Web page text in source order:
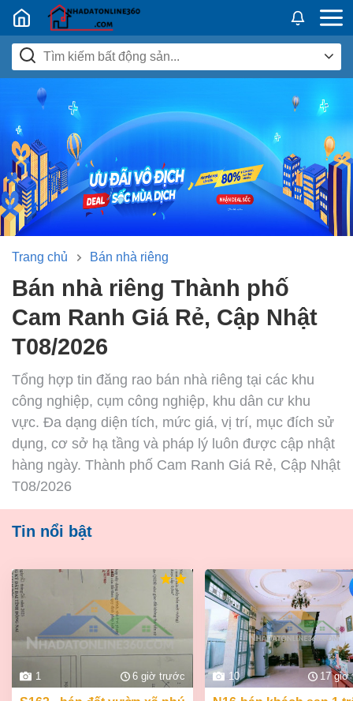
Nhadatban24h.vn
Trang chủ Bán nhà riêng
Bán nhà riêng Thành phố
Cam Ranh Giá Rẻ, Cập Nhật
T08/2026
Tổng hợp tin đăng rao bán nhà riêng tại các khu
công nghiệp, cụm công nghiệp, khu dân cư khu
vực. Đa dạng diện tích, mức giá, vị trí, mục đích sử
dụng, cơ sở hạ tầng và pháp lý luôn được cập nhật
hàng ngày. Thành phố Cam Ranh Giá Rẻ, Cập Nhật
T08/2026
Tin nổi bật
1 6 giờ trước 10 17 giờ